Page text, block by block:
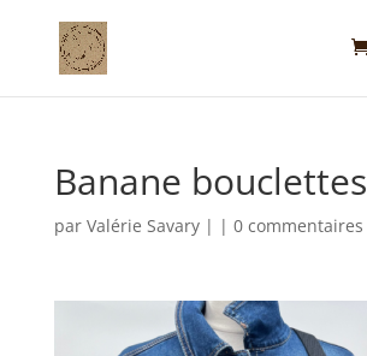
Banane bouclettes
par Valérie Savary| | 0 commentaires